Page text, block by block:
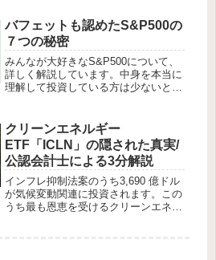
バフェットも認めたS&P500の
７つの秘密
みんなが大好きなS&P500について、
詳しく解説しています。中身を本当に
理解して投資している方は少ないと思
様バフェットさんはやはり偉大であっ
た。
クリーンエネルギー
ETF「ICLN」の隠された真実/
公認会計士による3分解説
インフレ抑制法案のうち3,690 億ドル
が気候変動関連に投資されます。この
うち最も恩恵を受けるクリーンエネル